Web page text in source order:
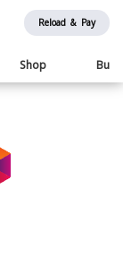
Reload & Pay
Shop